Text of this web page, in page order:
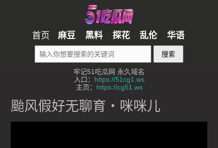
首页 麻豆 黑料 探花 乱伦 华语
搜索
牢记51吃瓜网 永久域名
入口： https://51cg1.ws
主页： https://cg51.ws
颱风假好无聊育・咪咪儿